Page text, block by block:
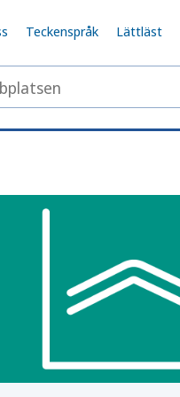
Teckenspråk Lättläst